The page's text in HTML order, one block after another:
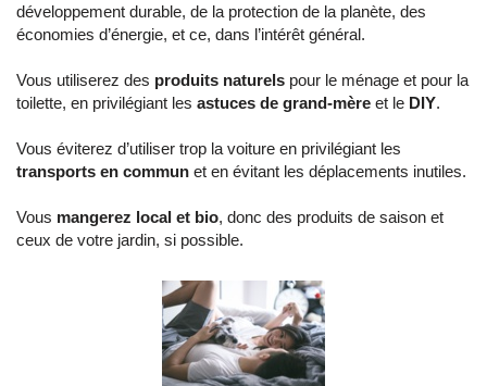
développement durable, de la protection de la planète, des
économies d’énergie, et ce, dans l’intérêt général.
Vous utiliserez des produits naturels pour le ménage et pour la
toilette, en privilégiant les astuces de grand-mère et le DIY.
Vous éviterez d’utiliser trop la voiture en privilégiant les
transports en commun et en évitant les déplacements inutiles.
Vous mangerez local et bio, donc des produits de saison et
ceux de votre jardin, si possible.